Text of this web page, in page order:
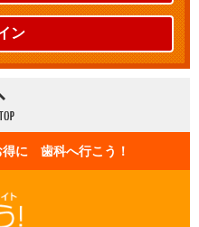
ン
得に 歯科へ行こう！